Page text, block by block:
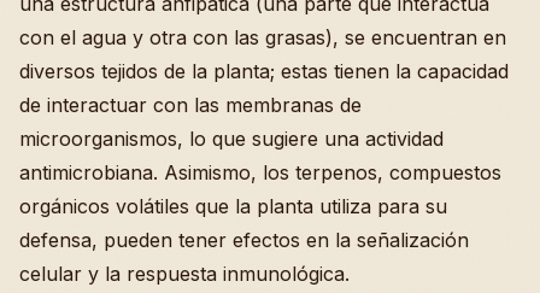
con el agua y otra con las grasas), se encuentran en
diversos tejidos de la planta; estas tienen la capacidad
de interactuar con las membranas de
microorganismos, lo que sugiere una actividad
antimicrobiana. Asimismo, los terpenos, compuestos
orgánicos volátiles que la planta utiliza para su
defensa, pueden tener efectos en la señalización
celular y la respuesta inmunológica.